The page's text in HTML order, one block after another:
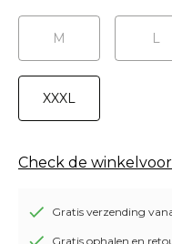
M L
XXXL
Check de
Gratis verzending
Gratis ophalen en